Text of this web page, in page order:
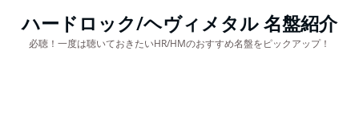
ハードロック/ヘヴィメタル 名盤紹介
必聴！一度は聴いておきたいHR/HMのおすすめ名盤をピックアップ！